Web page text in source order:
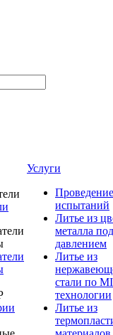
Услуги
Проведение
испытаний
Литье из
металла под
давлением
Литье из
стали по
технологии
Литье из